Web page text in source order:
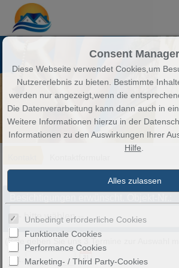
(Bitte geben Sie uns 3 Termine zur Auswahl
1.
Consent Manager
Diese Webseite verwendet Cookies,um
Nutzererlebnis zu bieten. Bestimmte
werden nur angezeigt,wenn die
Die Datenverarbeitung kann dann auch in
Weitere Informationen hierzu in der
Informationen zu den Auswirkungen Ihrer
Hilfe
Unbedingt erforderliche Cookies
Funktionale Cookies
Performance Cookies
Marketing- / Third Party-Cookies